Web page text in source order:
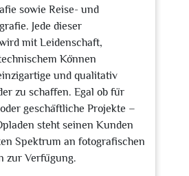
sowie Reise- und
Jede dieser
mit Leidenschaft,
Können
und qualitativ
zu schaffen. Egal ob für
geschäftliche Projekte –
steht seinen Kunden
Spektrum an fotografischen
zur Verfügung.